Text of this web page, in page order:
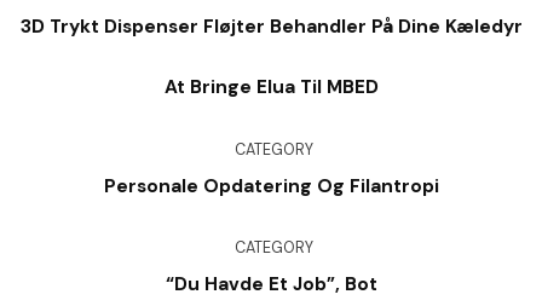
3D Trykt Dispenser Fløjter Behandler På Dine Kæledyr
At Bringe Elua Til MBED
CATEGORY
Personale Opdatering Og Filantropi
CATEGORY
“Du Havde Et Job”, Bot